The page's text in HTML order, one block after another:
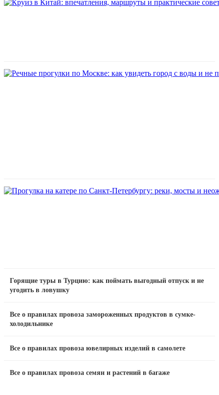
Горящие туры в Турцию: как поймать выгодный отпуск и не
угодить в ловушку
Все о правилах провоза замороженных продуктов в сумке-
холодильнике
Все о правилах провоза ювелирных изделий в самолете
Все о правилах провоза семян и растений в багаже